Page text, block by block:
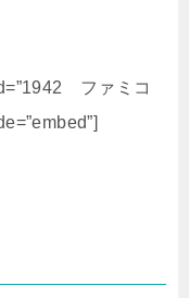
ファミコ